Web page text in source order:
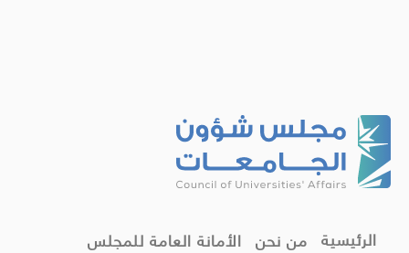
الرئيسية من نحن الأمانة العامة للمجلس